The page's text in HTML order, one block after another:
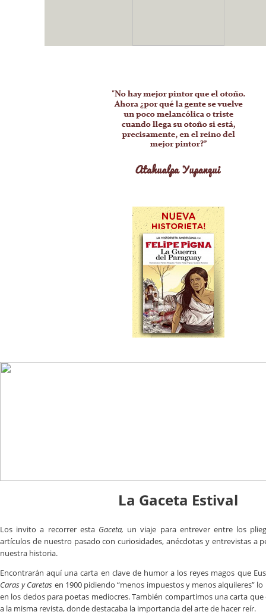
La Gaceta Estival
Los invito a recorrer esta Gaceta, un viaje para entrever entre los
artículos de nuestro pasado con curiosidades, anécdotas y entrevistas a
nuestra historia.
Encontrarán aquí una carta en clave de humor a los reyes magos que
Caras y Caretas en 1900 pidiendo “menos impuestos y menos alquileres”
en los dedos para poetas mediocres. También compartimos una carta que
a la misma revista, donde destacaba la importancia del arte de hacer reír.